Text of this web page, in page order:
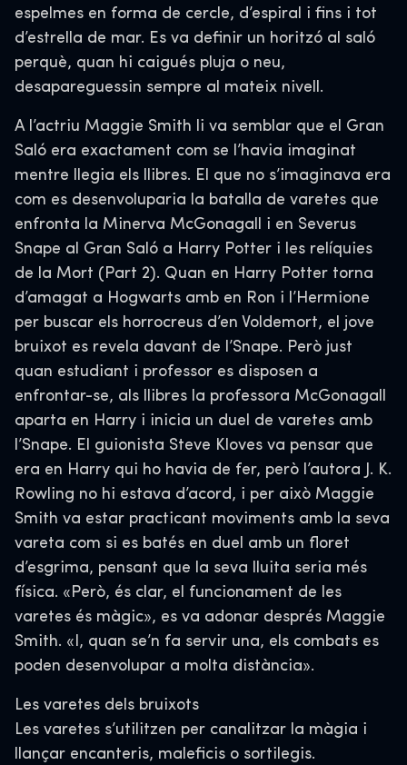
espelmes en forma de cercle, d’espiral i fins i tot
d’estrella de mar. Es va definir un horitzó al saló
perquè, quan hi caigués pluja o neu,
desapareguessin sempre al mateix nivell.
A l’actriu Maggie Smith li va semblar que el Gran
Saló era exactament com se l’havia imaginat
mentre llegia els llibres. El que no s’imaginava era
com es desenvoluparia la batalla de varetes que
enfronta la Minerva McGonagall i en Severus
Snape al Gran Saló a Harry Potter i les relíquies
de la Mort (Part 2). Quan en Harry Potter torna
d’amagat a Hogwarts amb en Ron i l’Hermione
per buscar els horrocreus d’en Voldemort, el jove
bruixot es revela davant de l’Snape. Però just
quan estudiant i professor es disposen a
enfrontar-se, als llibres la professora McGonagall
aparta en Harry i inicia un duel de varetes amb
l’Snape. El guionista Steve Kloves va pensar que
era en Harry qui ho havia de fer, però l’autora J. K.
Rowling no hi estava d’acord, i per això Maggie
Smith va estar practicant moviments amb la seva
vareta com si es batés en duel amb un floret
d’esgrima, pensant que la seva lluita seria més
física. «Però, és clar, el funcionament de les
varetes és màgic», es va adonar després Maggie
Smith. «I, quan se’n fa servir una, els combats es
poden desenvolupar a molta distància».
Les varetes dels bruixots
Les varetes s’utilitzen per canalitzar la màgia i
llançar encanteris, maleficis o sortilegis.